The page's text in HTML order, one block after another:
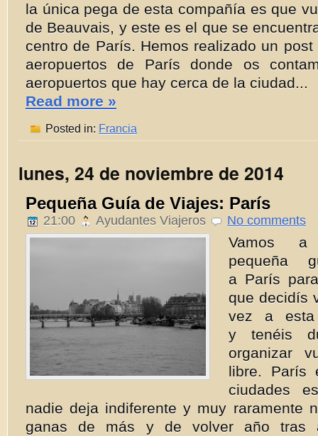
la única pega de esta compañía es que
de Beauvais, y este es el que se
centro de París. Hemos realizado un
aeropuertos de París donde os
aeropuertos que hay cerca de la ciudad...
Read more »
Posted in: Francia
lunes, 24 de noviembre de 2014
Pequeña Guía de Viajes: París
21:00 Ayudantes Viajeros No comments
Vamos a
pequeña
a París
que decidís
vez a esta
y tenéis
organizar
libre. París
ciudades
nadie deja indiferente y muy raramente
ganas de más y de volver año